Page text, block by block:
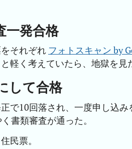
一発合格
それぞれ フォトスキャン by
軽く考えていたら、地獄を見
して合格
で10回落され、一度申し込
書類審査が通った。
民票。